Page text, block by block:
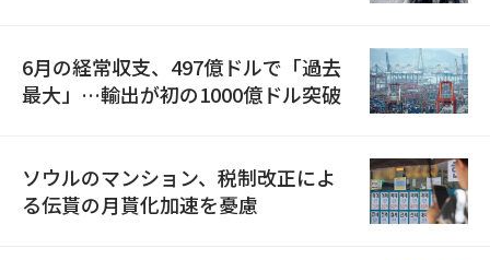
6月の経常収支、497億ドルで「過去
最大」…輸出が初の1000億ドル突破
ソウルのマンション、税制改正によ
る伝貰の月貰化加速を憂慮